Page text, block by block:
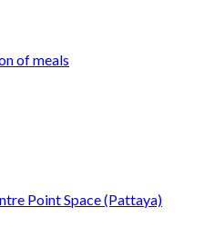
of meals
Point Space (Pattaya)